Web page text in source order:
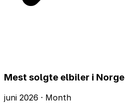
Mest solgte elbiler i Norge
juni 2026 · Month